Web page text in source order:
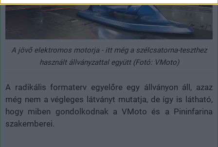
A jövő elektromos motorja - itt még a szélcsatorna-teszthez
használt állványzattal együtt (Fotó: VMoto)
A radikális formaterv egyelőre egy állványon áll, azaz
még nem a végleges látványt mutatja, de így is látható,
hogy miben gondolkodnak a VMoto és a Pininfarina
szakemberei.